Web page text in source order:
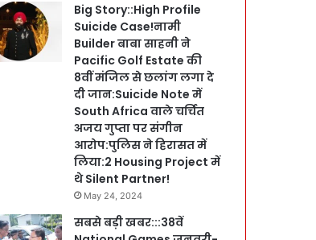
Big Story::High Profile
Suicide Case!नामी
Builder बाबा साहनी ने
Pacific Golf Estate की
8वीं मंजिल से छलांग लगा दे
दी जान:Suicide Note में
South Africa वाले चर्चित
अजय गुप्ता पर संगीन
आरोप:पुलिस ने हिरासत में
लिया:2 Housing Project में
थे Silent Partner!
May 24, 2024
सबसे बड़ी खबर:::38वें